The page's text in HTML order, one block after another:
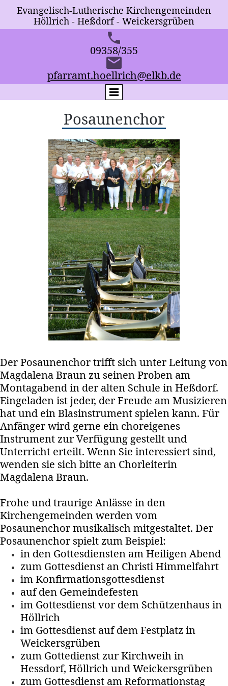
Evangelisch-Lutherische KirchengemeindEn
Höllrich - Heßdorf - Weickersgrüben
09358/355
pfarramt.hoellrich@elkb.de
Posaunenchor
Der Posaunenchor trifft sich unter Leitung von
Magdalena Braun zu seinen Proben am
Montagabend in der alten Schule in Heßdorf.
Eingeladen ist jeder, der Freude am Musizieren
hat und ein Blasinstrument spielen kann. Für
Anfänger wird gerne ein choreigenes
Instrument zur Verfügung gestellt und
Unterricht erteilt. Wenn Sie interessiert sind,
wenden sie sich bitte an Chorleiterin
Magdalena Braun.
Frohe und traurige Anlässe in den
Kirchengemeinden werden vom
Posaunenchor musikalisch mitgestaltet. Der
Posaunenchor spielt zum Beispiel:
in den Gottesdiensten am Heiligen Abend
zum Gottesdienst an Christi Himmelfahrt
im Konfirmationsgottesdienst
auf den Gemeindefesten
im Gottesdienst vor dem Schützenhaus in
Höllrich
im Gottesdienst auf dem Festplatz in
Weickersgrüben
zum Gottedienst zur Kirchweih in
Hessdorf, Höllrich und Weickersgrüben
zum Gottesdienst am Reformationstag